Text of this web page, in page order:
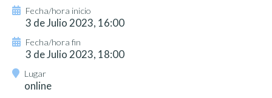
Fecha/hora inicio
3 de Julio 2023, 16:00
Fecha/hora fin
3 de Julio 2023, 18:00
Lugar
online